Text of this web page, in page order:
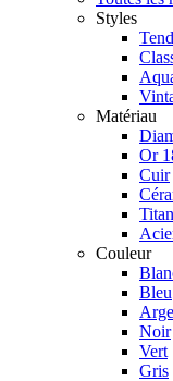
Styles
Matériau
Or
Cuir
Couleur
Bleu
Noir
Vert
Gris